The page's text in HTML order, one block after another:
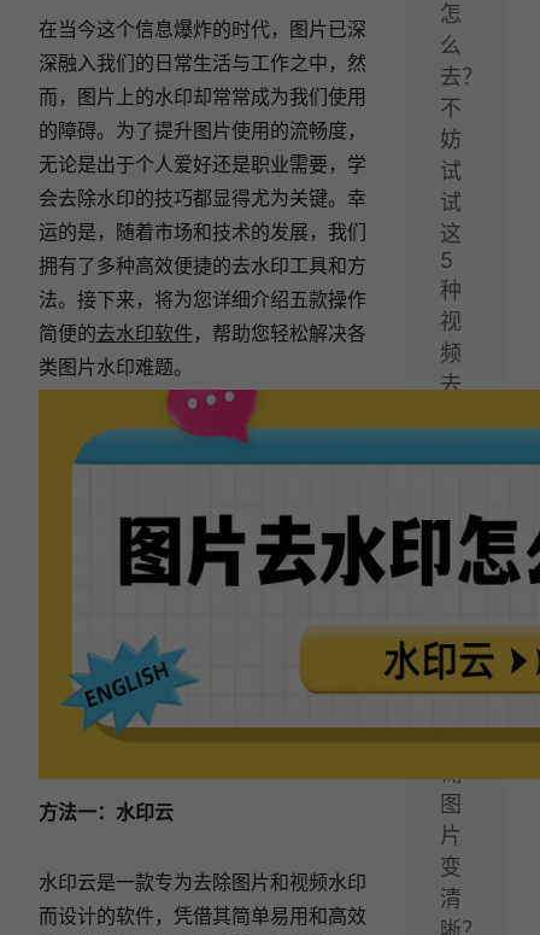
在当今这个信息爆炸的时代，图片已深
深融入我们的日常生活与工作之中，然
而，图片上的水印却常常成为我们使用
的障碍。为了提升图片使用的流畅度，
无论是出于个人爱好还是职业需要，学
会去除水印的技巧都显得尤为关键。幸
运的是，随着市场和技术的发展，我们
拥有了多种高效便捷的去水印工具和方
法。接下来，将为您详细介绍五款操作
简便的去水印软件 ，帮助您轻松解决各
类图片水印难题。
方法一：水印云
水印云是一款专为去除图片和视频水印
而设计的软件，凭借其简单易用和高效
怎
么
去？
不
妨
试
试
这
5
种
视
频
去
法！
下
一
怎
么
模
图
片
变
清
晰？